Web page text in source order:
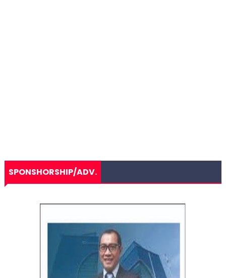
SPONSHORSHIP/ADV.